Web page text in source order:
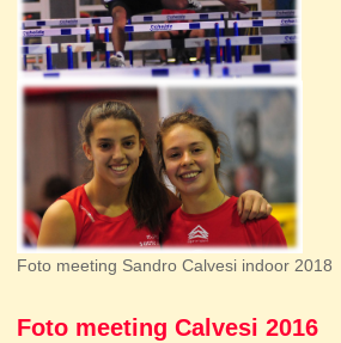
Foto meeting Sandro Calvesi indoor 2018
Foto meeting Calvesi 2016